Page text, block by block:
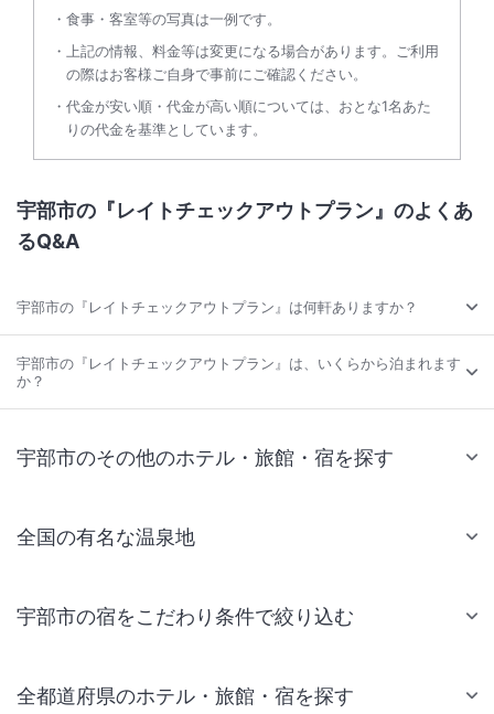
食事・客室等の写真は一例です。
上記の情報、料金等は変更になる場合があります。ご利用
の際はお客様ご自身で事前にご確認ください。
代金が安い順・代金が高い順については、おとな1名あた
りの代金を基準としています。
宇部市の『レイトチェックアウトプラン』のよくあ
るQ&A
宇部市の『レイトチェックアウトプラン』は何軒ありますか？
宇部市の『レイトチェックアウトプラン』は、いくらから泊まれます
か？
宇部市のその他のホテル・旅館・宿を探す
全国の有名な温泉地
宇部市の宿をこだわり条件で絞り込む
全都道府県のホテル・旅館・宿を探す